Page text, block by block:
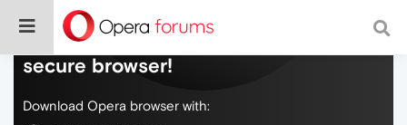
Do more on the web, with a fast and
secure browser!
Download Opera browser with: